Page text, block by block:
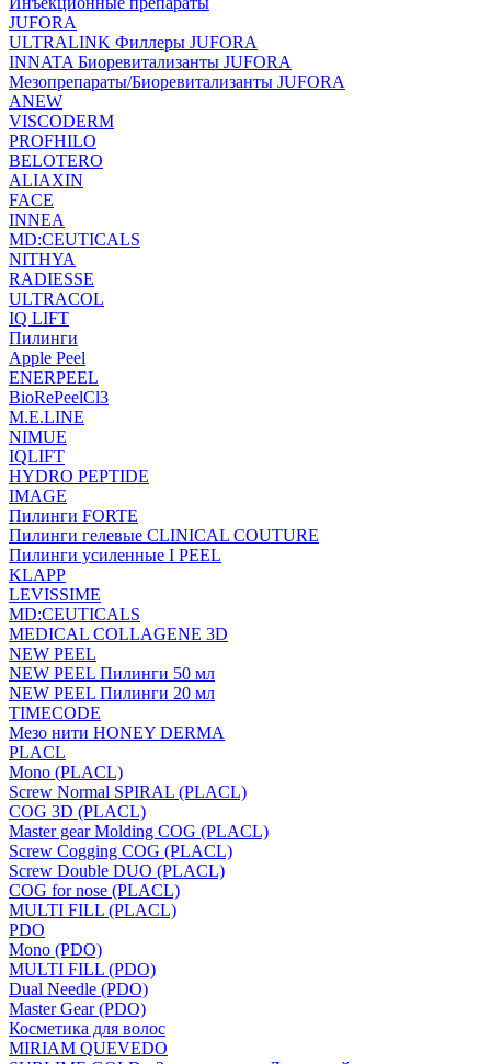
JUFORA
ULTRALINK Филлеры JUFORA
INNATA Биоревитализанты JUFORA
Мезопрепараты/Биоревитализанты JUFORA
ANEW
VISCODERM
PROFHILO
BELOTERO
ALIAXIN
FACE
INNEA
MD:CEUTICALS
NITHYA
RADIESSE
ULTRACOL
IQ LIFT
Пилинги
Apple Peel
ENERPEEL
BioRePeelCl3
M.E.LINE
NIMUE
IQLIFT
HYDRO PEPTIDE
IMAGE
Пилинги FORTE
Пилинги гелевые CLINICAL COUTURE
Пилинги усиленные I PEEL
KLAPP
LEVISSIME
MD:CEUTICALS
MEDICAL COLLAGENE 3D
NEW PEEL
NEW PEEL Пилинги 50 мл
NEW PEEL Пилинги 20 мл
TIMECODE
Мезо нити HONEY DERMA
PLACL
Mono (PLACL)
Screw Normal SPIRAL (PLACL)
COG 3D (PLACL)
Master gear Molding COG (PLACL)
Screw Cogging COG (PLACL)
Screw Double DUO (PLACL)
COG for nose (PLACL)
MULTI FILL (PLACL)
PDO
Mono (PDO)
MULTI FILL (PDO)
Dual Needle (PDO)
Master Gear (PDO)
Косметика для волос
MIRIAM QUEVEDO